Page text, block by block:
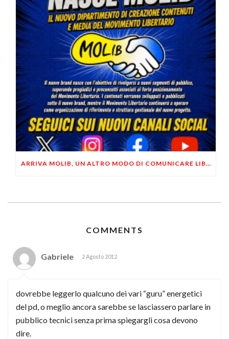
ARRIVA MOLIB, UN ALTRO MODO DI COMUNICARE LIBERTARIO
COMMENTS
Gabriele 2 Agosto 2012
dovrebbe leggerlo qualcuno dei vari “guru” energetici
del pd, o meglio ancora sarebbe se lasciassero parlare in
pubblico tecnici senza prima spiegargli cosa devono
dire.